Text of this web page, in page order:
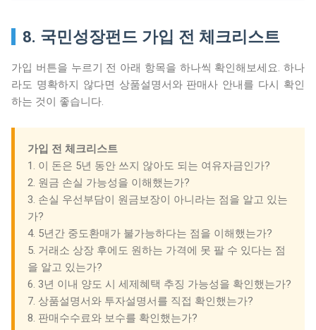
8. 국민성장펀드 가입 전 체크리스트
가입 버튼을 누르기 전 아래 항목을 하나씩 확인해보세요. 하나
라도 명확하지 않다면 상품설명서와 판매사 안내를 다시 확인
하는 것이 좋습니다.
가입 전 체크리스트
1. 이 돈은 5년 동안 쓰지 않아도 되는 여유자금인가?
2. 원금 손실 가능성을 이해했는가?
3. 손실 우선부담이 원금보장이 아니라는 점을 알고 있는
가?
4. 5년간 중도환매가 불가능하다는 점을 이해했는가?
5. 거래소 상장 후에도 원하는 가격에 못 팔 수 있다는 점
을 알고 있는가?
6. 3년 이내 양도 시 세제혜택 추징 가능성을 확인했는가?
7. 상품설명서와 투자설명서를 직접 확인했는가?
8. 판매수수료와 보수를 확인했는가?